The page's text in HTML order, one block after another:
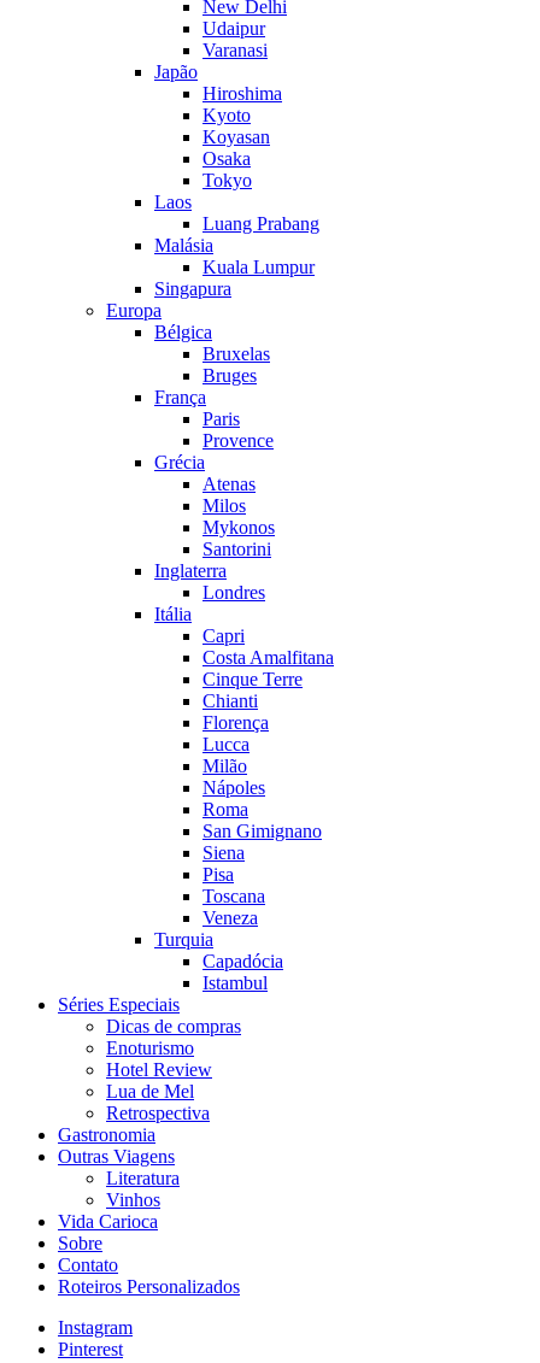
New Delhi
Udaipur
Varanasi
Japão
Hiroshima
Kyoto
Koyasan
Osaka
Tokyo
Laos
Luang Prabang
Malásia
Kuala Lumpur
Singapura
Europa
Bélgica
Bruxelas
Bruges
França
Paris
Provence
Grécia
Atenas
Milos
Mykonos
Santorini
Inglaterra
Londres
Itália
Capri
Costa Amalfitana
Cinque Terre
Chianti
Florença
Lucca
Milão
Nápoles
Roma
San Gimignano
Siena
Pisa
Toscana
Veneza
Turquia
Capadócia
Istambul
Séries Especiais
Dicas de compras
Enoturismo
Hotel Review
Lua de Mel
Retrospectiva
Gastronomia
Outras Viagens
Literatura
Vinhos
Vida Carioca
Sobre
Contato
Roteiros Personalizados
Instagram
Pinterest